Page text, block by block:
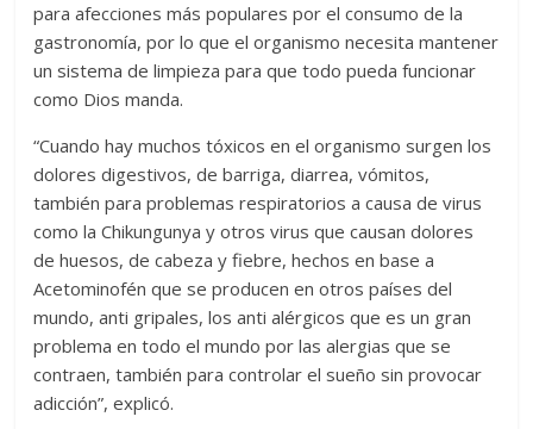
para afecciones más populares por el consumo de la
gastronomía, por lo que el organismo necesita mantener
un sistema de limpieza para que todo pueda funcionar
como Dios manda.
“Cuando hay muchos tóxicos en el organismo surgen los
dolores digestivos, de barriga, diarrea, vómitos,
también para problemas respiratorios a causa de virus
como la Chikungunya y otros virus que causan dolores
de huesos, de cabeza y fiebre, hechos en base a
Acetominofén que se producen en otros países del
mundo, anti gripales, los anti alérgicos que es un gran
problema en todo el mundo por las alergias que se
contraen, también para controlar el sueño sin provocar
adicción”, explicó.